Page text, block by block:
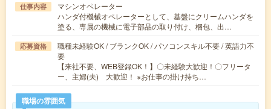
仕事内容
マシンオペレーター
ハンダ付機械オペレーターとして、基盤にクリームハンダを
塗る、専属の機械に電子部品の取り付け、梱包、出…
応募資格
職種未経験OK / ブランクOK / パソコンスキル不要 / 英語力不
要
【来社不要、WEB登録OK！】〇未経験大歓迎！〇フリータ
ー、主婦(夫) 大歓迎！ ※お仕事の掛け持ち…
職場の雰囲気